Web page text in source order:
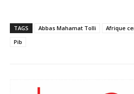
TAGS Abbas Mahamat Tolli Afrique
Pib